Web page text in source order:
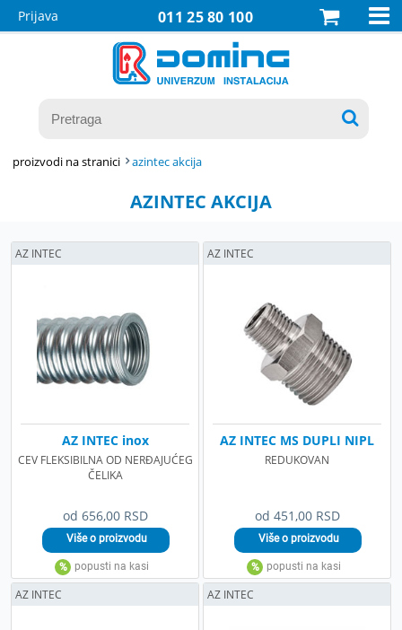
011 25 80 100
Prijava 

proizvodi na stranici azintec akcija
AZINTEC AKCIJA
od 656,00 RSD
AZ INTEC inox
CEV FLEKSIBILNA OD NERĐAJUĆEG
ČELIKA
AZ INTEC
od 451,00 RSD
AZ INTEC MS DUPLI NIPL
REDUKOVAN
AZ INTEC
AZ INTEC AZ INTEC